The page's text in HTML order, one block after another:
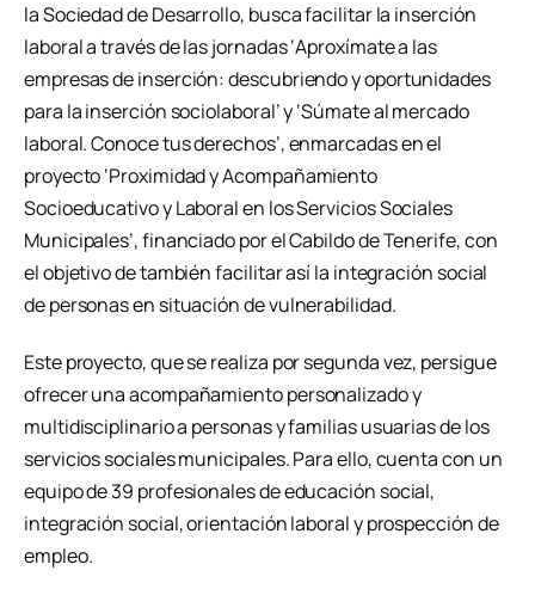
la Sociedad de Desarrollo, busca facilitar la inserción
laboral a través de las jornadas ‘Aproxímate a las
empresas de inserción: descubriendo y oportunidades
para la inserción sociolaboral’ y ‘Súmate al mercado
laboral. Conoce tus derechos’, enmarcadas en el
proyecto ‘Proximidad y Acompañamiento
Socioeducativo y Laboral en los Servicios Sociales
Municipales’, financiado por el Cabildo de Tenerife, con
el objetivo de también facilitar así la integración social
de personas en situación de vulnerabilidad.
Este proyecto, que se realiza por segunda vez, persigue
ofrecer una acompañamiento personalizado y
multidisciplinario a personas y familias usuarias de los
servicios sociales municipales. Para ello, cuenta con un
equipo de 39 profesionales de educación social,
integración social, orientación laboral y prospección de
empleo.